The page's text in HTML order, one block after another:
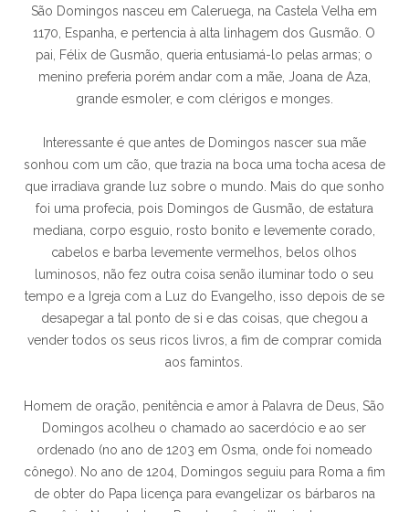
São Domingos nasceu em Caleruega, na Castela Velha em
1170, Espanha, e pertencia à alta linhagem dos Gusmão. O
pai, Félix de Gusmão, queria entusiamá-lo pelas armas; o
menino preferia porém andar com a mãe, Joana de Aza,
grande esmoler, e com clérigos e monges.
Interessante é que antes de Domingos nascer sua mãe
sonhou com um cão, que trazia na boca uma tocha acesa de
que irradiava grande luz sobre o mundo. Mais do que sonho
foi uma profecia, pois Domingos de Gusmão, de estatura
mediana, corpo esguio, rosto bonito e levemente corado,
cabelos e barba levemente vermelhos, belos olhos
luminosos, não fez outra coisa senão iluminar todo o seu
tempo e a Igreja com a Luz do Evangelho, isso depois de se
desapegar a tal ponto de si e das coisas, que chegou a
vender todos os seus ricos livros, a fim de comprar comida
aos famintos.
Homem de oração, penitência e amor à Palavra de Deus, São
Domingos acolheu o chamado ao sacerdócio e ao ser
ordenado (no ano de 1203 em Osma, onde foi nomeado
cônego). No ano de 1204, Domingos seguiu para Roma a fim
de obter do Papa licença para evangelizar os bárbaros na